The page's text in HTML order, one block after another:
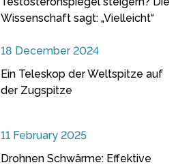
Wissenschaft sagt: „Vielleicht“
18 December 2024
Ein Teleskop der Weltspitze auf
der Zugspitze
11 February 2025
Drohnen Schwärme: Effektive